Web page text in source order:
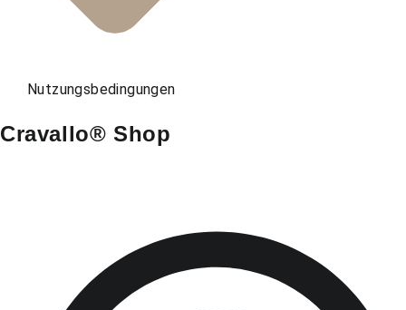
Nutzungsbedingungen
Cravallo® Shop